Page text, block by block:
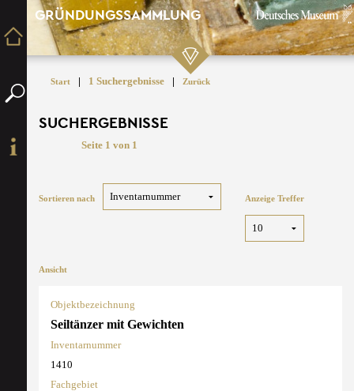
GRÜNDUNGSSAMMLUNG
Start | 1 Suchergebnisse | Zurück
SUCHERGEBNISSE
Seite 1 von 1
Sortieren nach Anzeige Treffer
Ansicht
Objektbezeichnung
Seiltänzer mit Gewichten
Inventarnummer
1410
Fachgebiet